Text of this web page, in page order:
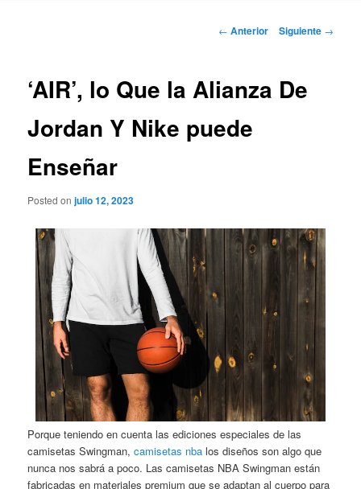
Navegación
← Anterior Siguiente →
‘AIR’, lo Que la Alianza De
Jordan Y Nike puede
Enseñar
Posted onjulio 12, 2023
Porque teniendo en cuenta las ediciones especiales de las
camisetas Swingman,camisetas nba los diseños son algo que
nunca nos sabrá a poco. Las camisetas NBA Swingman están
fabricadas en materiales premium que se adaptan al cuerpo para